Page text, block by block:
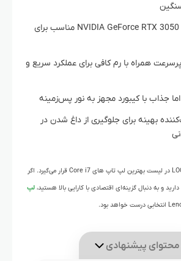
کارت گرافیک NVIDIA GeForce RTX 3050 مناسب برای
حافظه SSD پرسرعت همراه با رم کافی برای عملکرد سریع و
جذاب با کیبورد مجهز به نور پس‌زمینه
بهینه برای جلوگیری از داغ شدن در
به لطف این ویژگی‌ها، LOQ 15 در لیست بهترین لپ‌ تاپ‌ های Core i7 قرار می‌گیرد. اگر
و به دنبال گزینه‌ای اقتصادی با کارایی بالا هستید، لپ
محتوای پیشنهادی